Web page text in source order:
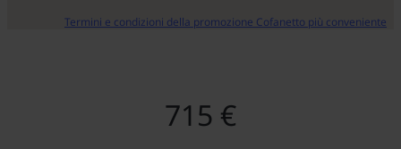
Termini e condizioni della promozione Cofanetto più conveniente
715 €